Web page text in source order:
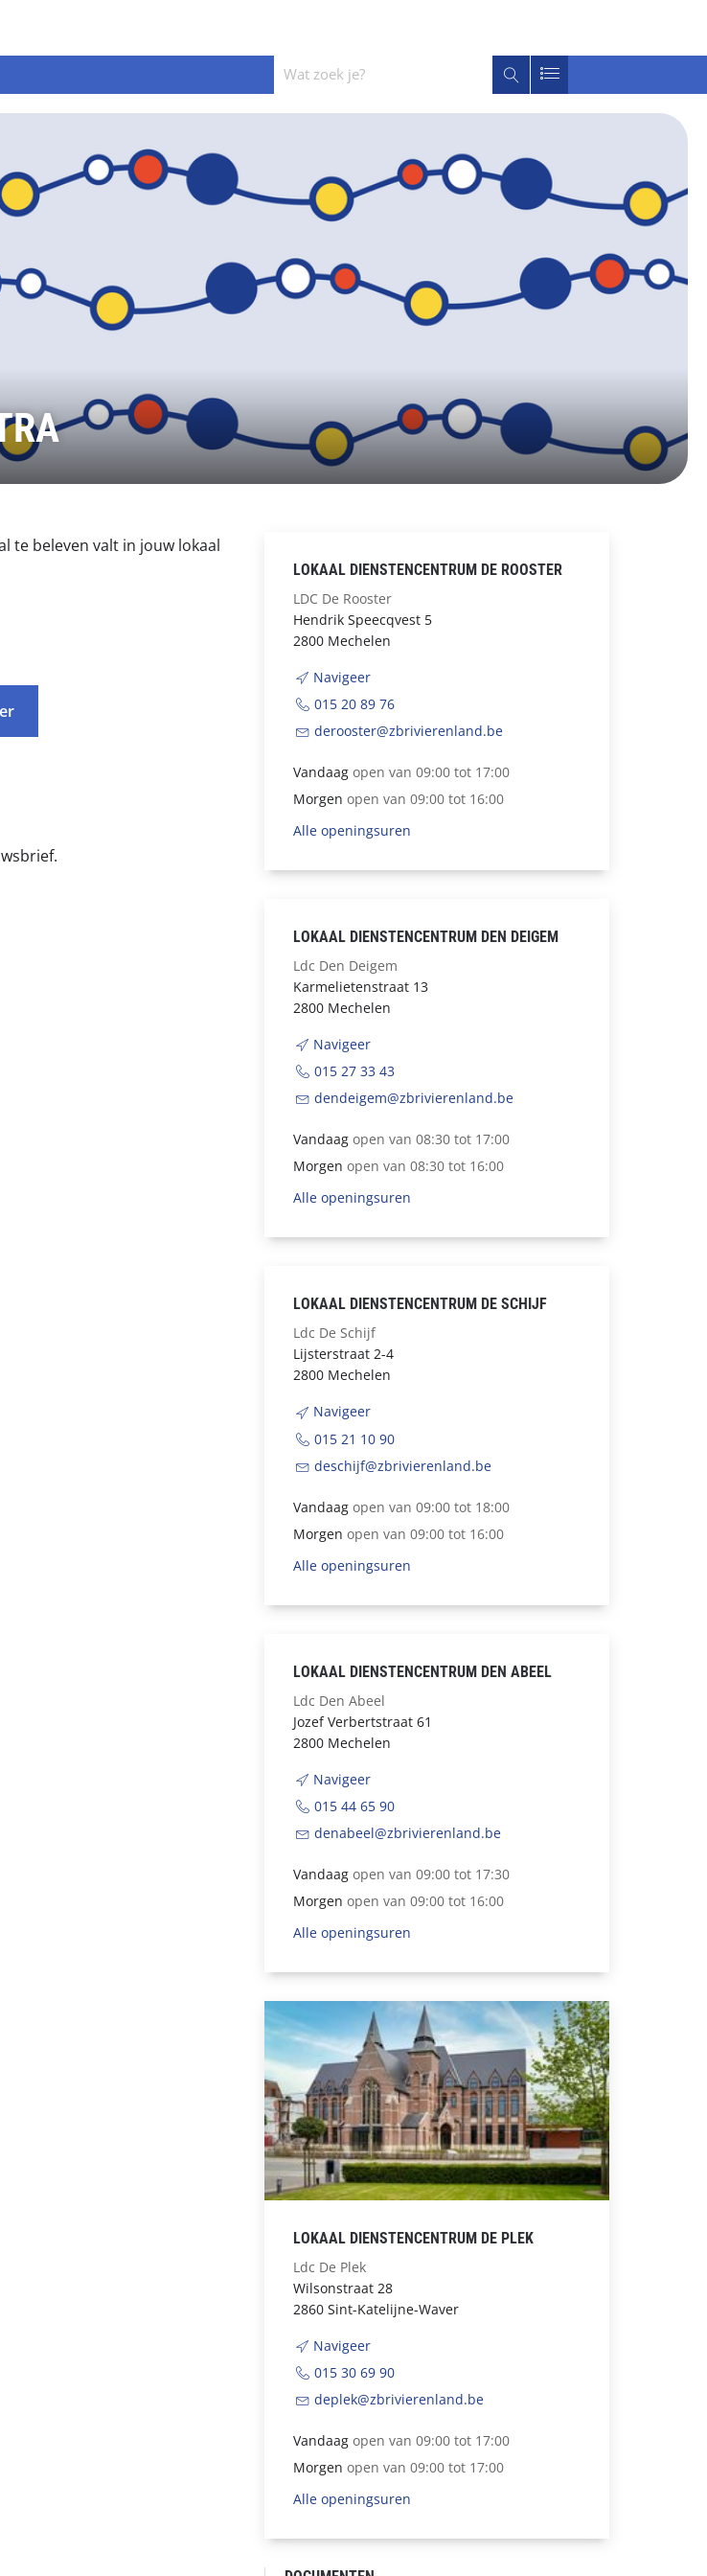
Wat
zoek
je?
Zoeken
te beleven valt in jouw lokaal
LOKAAL DIENSTENCENTRUM DE ROOSTER
LDC De Rooster
Hendrik Speecqvest 5
2800 Mechelen
Navigeer
015 20 89 76
derooster@zbrivierenland.be
Vandaag open van 09:00 tot 17:00
Morgen open van 09:00 tot 16:00
Alle openingsuren
LOKAAL DIENSTENCENTRUM DEN DEIGEM
Ldc Den Deigem
Karmelietenstraat 13
2800 Mechelen
Navigeer
015 27 33 43
dendeigem@zbrivierenland.be
Vandaag open van 08:30 tot 17:00
Morgen open van 08:30 tot 16:00
Alle openingsuren
LOKAAL DIENSTENCENTRUM DE SCHIJF
Ldc De Schijf
Lijsterstraat 2-4
2800 Mechelen
Navigeer
015 21 10 90
deschijf@zbrivierenland.be
Vandaag open van 09:00 tot 18:00
Morgen open van 09:00 tot 16:00
Alle openingsuren
LOKAAL DIENSTENCENTRUM DEN ABEEL
Ldc Den Abeel
Jozef Verbertstraat 61
2800 Mechelen
Navigeer
015 44 65 90
denabeel@zbrivierenland.be
Vandaag open van 09:00 tot 17:30
Morgen open van 09:00 tot 16:00
Alle openingsuren
LOKAAL DIENSTENCENTRUM DE PLEK
Ldc De Plek
Wilsonstraat 28
2860 Sint-Katelijne-Waver
Navigeer
015 30 69 90
deplek@zbrivierenland.be
Vandaag open van 09:00 tot 17:00
Morgen open van 09:00 tot 17:00
Alle openingsuren